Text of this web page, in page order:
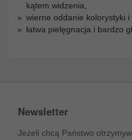
kątem widzenia,
wierne oddanie kolorystyki
łatwa pielęgnacja i bardzo
Newsletter
Jeżeli chcą Państwo